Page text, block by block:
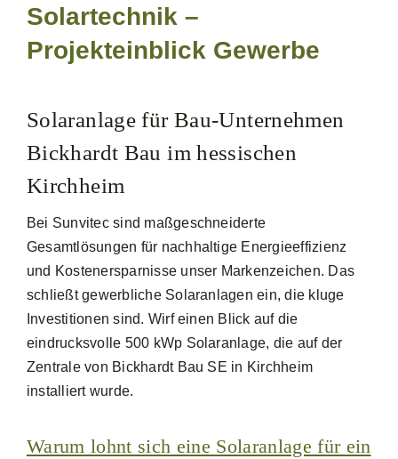
Solartechnik –
Projekteinblick Gewerbe
Solaranlage für Bau-Unternehmen
Bickhardt Bau im hessischen
Kirchheim
Bei Sunvitec sind maßgeschneiderte
Gesamtlösungen für nachhaltige Energieeffizienz
und Kostenersparnisse unser Markenzeichen. Das
schließt gewerbliche Solaranlagen ein, die kluge
Investitionen sind. Wirf einen Blick auf die
eindrucksvolle 500 kWp Solaranlage, die auf der
Zentrale von Bickhardt Bau SE in Kirchheim
installiert wurde.
Warum lohnt sich eine Solaranlage für ein